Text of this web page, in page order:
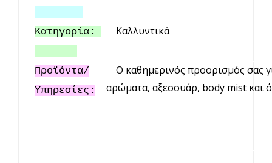
Κατηγορία: Καλλυντικά
Προϊόντα/
Υπηρεσίες:
Ο καθημερινός προορισμός σας
αρώματα, αξεσουάρ, body mist και